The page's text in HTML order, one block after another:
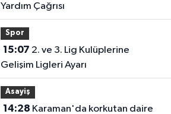
Yardım Çağrısı
Spor
15:07
Gelişim Ligleri Ayarı
Asayiş
14:28